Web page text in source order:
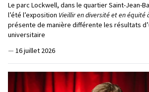
Le parc Lockwell, dans le quartier Saint-Jean-
l’été l’exposition Vieillir en diversité et en équité
présente de manière différente les résultats
universitaire
— 16 juillet 2026